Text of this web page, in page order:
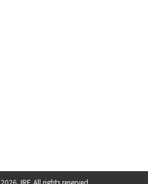
2026 JRF. All rights reserved.